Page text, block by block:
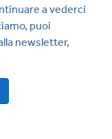
a vederci
puoi
newsletter,